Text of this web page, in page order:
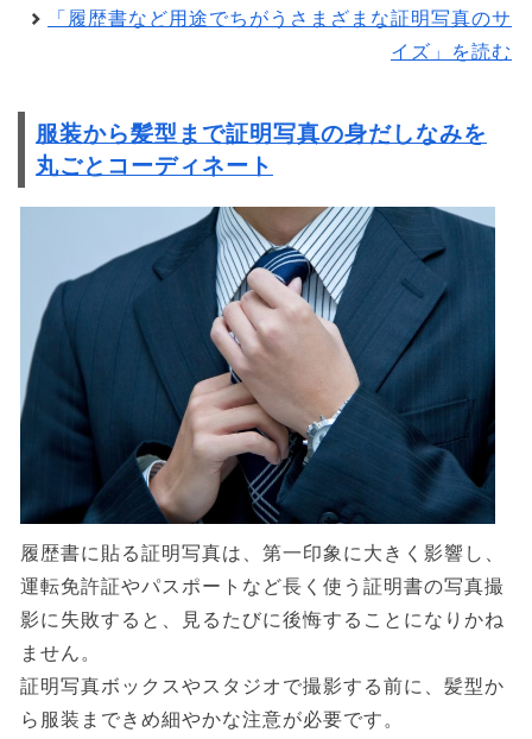
「履歴書など用途でちがうさまざまな証明写真のサ
イズ」を読む
服装から髪型まで証明写真の身だしなみを
丸ごとコーディネート
履歴書に貼る証明写真は、第一印象に大きく影響し、
運転免許証やパスポートなど長く使う証明書の写真撮
影に失敗すると、見るたびに後悔することになりかね
ません。
証明写真ボックスやスタジオで撮影する前に、髪型か
ら服装まできめ細やかな注意が必要です。